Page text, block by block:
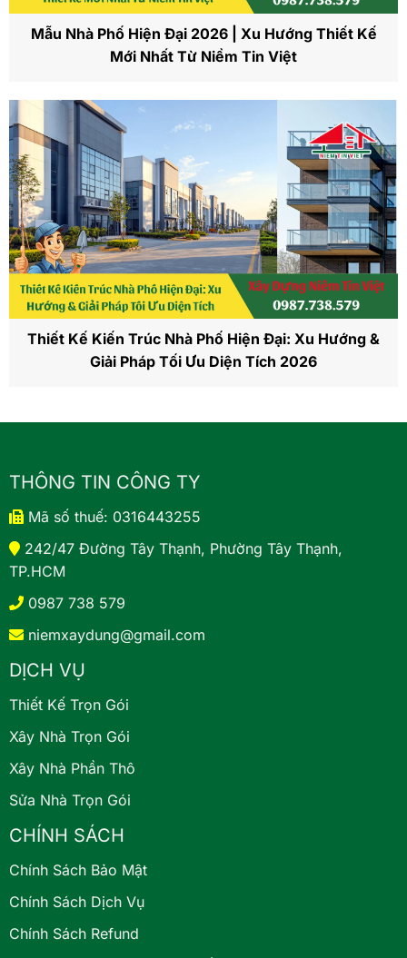
Mẫu Nhà Phố Hiện Đại 2026 | Xu Hướng Thiết Kế
Mới Nhất Từ Niềm Tin Việt
Thiết Kế Kiến Trúc Nhà Phố Hiện Đại: Xu Hướng &
Giải Pháp Tối Ưu Diện Tích 2026
THÔNG TIN CÔNG TY
Mã số thuế: 0316443255
242/47 Đường Tây Thạnh, Phường Tây Thạnh,
TP.HCM
0987 738 579
niemxaydung@gmail.com
DỊCH VỤ
Thiết Kế Trọn Gói
Xây Nhà Trọn Gói
Xây Nhà Phần Thô
Sửa Nhà Trọn Gói
CHÍNH SÁCH
Chính Sách Bảo Mật
Chính Sách Dịch Vụ
Chính Sách Refund